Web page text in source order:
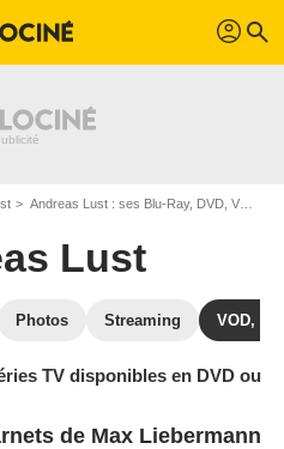
profil search
Andreas Lust : ses Blu-Ray, DVD, VOD, SVOD
Lust
Photos Streaming VOD,
TV disponibles en DVD ou
de Max Liebermann